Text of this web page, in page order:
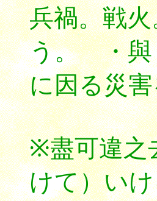
兵禍。戦
う。 ・與
に因る災
※盡可違之
けて）い